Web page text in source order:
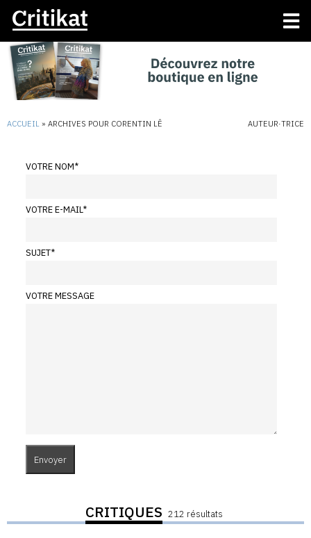
ACCUEIL » ARCHIVES POUR CORENTIN LÊ AUTEUR·TRICE
VOTRE NOM*
VOTRE E-MAIL*
SUJET*
VOTRE MESSAGE
CRITIQUES 212 résultats